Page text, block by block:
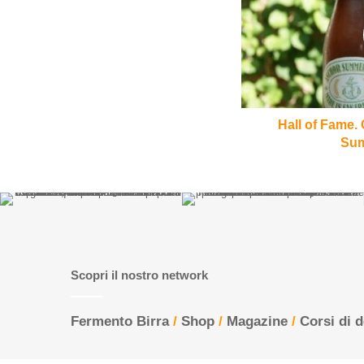
Fame.
Capitolo
XXIX.
Anchor
Summer
Wheat
Hall of
Scopri il nostro network
Fermento Birra/ Shop / Magazine / Corsi di